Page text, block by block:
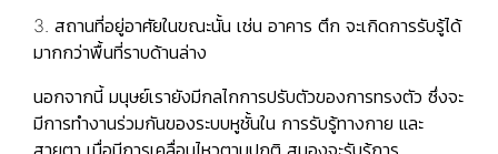
3. สถานที่อยู่อาศัยในขณะนั้น เช่น อาคาร ตึก จะเกิดการรับรู้ได้
มากกว่าพื้นที่ราบด้านล่าง
นอกจากนี้ มนุษย์เรายังมีกลไกการปรับตัวของการทรงตัว ซึ่งจะ
มีการทำงานร่วมกันของระบบหูชั้นใน การรับรู้ทางกาย และ